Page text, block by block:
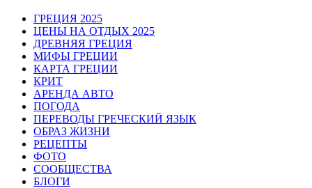
ГРЕЦИЯ 2025
ЦЕНЫ НА ОТДЫХ 2025
ДРЕВНЯЯ ГРЕЦИЯ
МИФЫ ГРЕЦИИ
КАРТА ГРЕЦИИ
КРИТ
АРЕНДА АВТО
ПОГОДА
ПЕРЕВОДЫ ГРЕЧЕСКИЙ ЯЗЫК
ОБРАЗ ЖИЗНИ
РЕЦЕПТЫ
ФОТО
СООБЩЕСТВА
БЛОГИ